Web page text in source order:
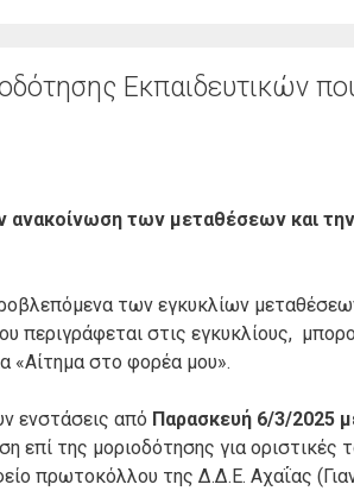
Εκπαιδευτικών που
ανακοίνωση των μεταθέσεων και
των εγκυκλίων
περιγράφεται στις εγκυκλίους,
«Αίτημα στο φορέα μου».
ενστάσεις από Παρασκευή 6/3/2025
επί της μοριοδότησης για οριστικές
πρωτοκόλλου της Δ.Δ.Ε. Αχαΐας